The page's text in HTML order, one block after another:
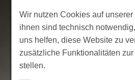
Wir nutzen Cookies auf
ihnen sind technisch
uns helfen, diese Website zu
zusätzliche Funktionalitäten
stellen.